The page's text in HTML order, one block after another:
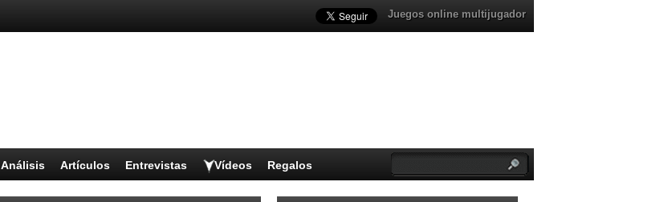
Juegos online multijugador
Análisis Artículos Entrevistas Vídeos Regalos